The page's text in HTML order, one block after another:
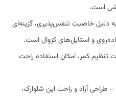
است.
دلیل خاصیت تنفس‌پذیری، گزینه‌ای
و استایل‌های کژوال است.
تنظیم کمر، امکان استفاده راحت
طراحی آزاد و راحت این شلوارک،